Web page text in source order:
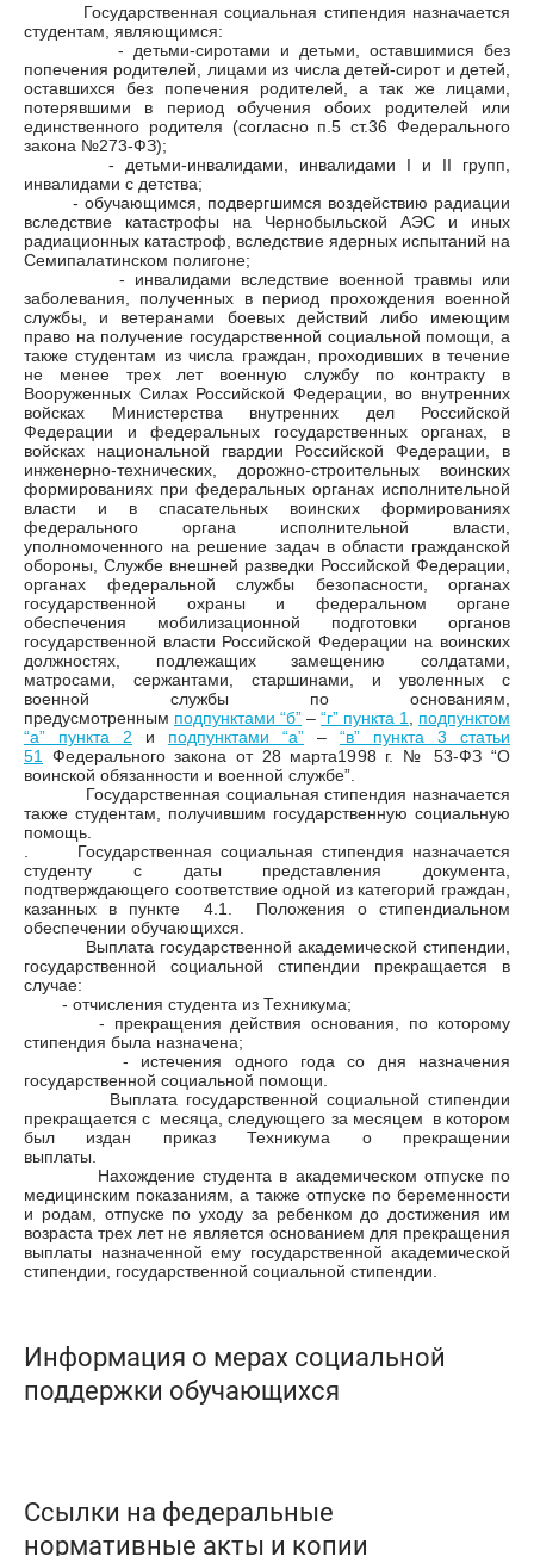
Государственная социальная стипендия назначается
студентам, являющимся:
- детьми-сиротами и детьми, оставшимися без
попечения родителей, лицами из числа детей-сирот и детей,
оставшихся без попечения родителей, а так же лицами,
потерявшими в период обучения обоих родителей или
единственного родителя (согласно п.5 ст.36 Федерального
закона №273-ФЗ);
- детьми-инвалидами, инвалидами I и II групп,
инвалидами с детства;
- обучающимся, подвергшимся воздействию радиации
вследствие катастрофы на Чернобыльской АЭС и иных
радиационных катастроф, вследствие ядерных испытаний на
Семипалатинском полигоне;
- инвалидами вследствие военной травмы или
заболевания, полученных в период прохождения военной
службы, и ветеранами боевых действий либо имеющим
право на получение государственной социальной помощи, а
также студентам из числа граждан, проходивших в течение
не менее трех лет военную службу по контракту в
Вооруженных Силах Российской Федерации, во внутренних
войсках Министерства внутренних дел Российской
Федерации и федеральных государственных органах, в
войсках национальной гвардии Российской Федерации, в
инженерно-технических, дорожно-строительных воинских
формированиях при федеральных органах исполнительной
власти и в спасательных воинских формированиях
федерального органа исполнительной власти,
уполномоченного на решение задач в области гражданской
обороны, Службе внешней разведки Российской Федерации,
органах федеральной службы безопасности, органах
государственной охраны и федеральном органе
обеспечения мобилизационной подготовки органов
государственной власти Российской Федерации на воинских
должностях, подлежащих замещению солдатами,
матросами, сержантами, старшинами, и уволенных с
военной службы по основаниям,
предусмотренным подпунктами “б” – “г” пункта 1
подпунктом
“а” пункта 2 и подпунктами “а” – “в” пункта 3 статьи
51
Федерального закона от 28 марта1998 г. № 53-ФЗ “О
воинской обязанности и военной службе”.
Государственная социальная стипендия назначается
также студентам, получившим государственную социальную
помощь.
. Государственная социальная стипендия назначается
студенту с даты представления документа,
подтверждающего соответствие одной из категорий граждан,
казанных в пункте 4.1. Положения о стипендиальном
обеспечении обучающихся.
Выплата государственной академической стипендии,
государственной социальной стипендии прекращается в
случае:
- отчисления студента из Техникума;
- прекращения действия основания, по которому
стипендия была назначена;
- истечения одного года со дня назначения
государственной социальной помощи.
Выплата государственной социальной стипендии
прекращается с месяца, следующего за месяцем в котором
был издан приказ Техникума о прекращении
выплаты.
Нахождение студента в академическом отпуске по
медицинским показаниям, а также отпуске по беременности
и родам, отпуске по уходу за ребенком до достижения им
возраста трех лет не является основанием для прекращения
выплаты назначенной ему государственной академической
стипендии, государственной социальной стипендии.
Информация о мерах социальной
поддержки обучающихся
Ссылки на федеральные
нормативные акты и копии